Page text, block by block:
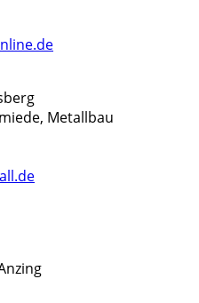
Metallbau